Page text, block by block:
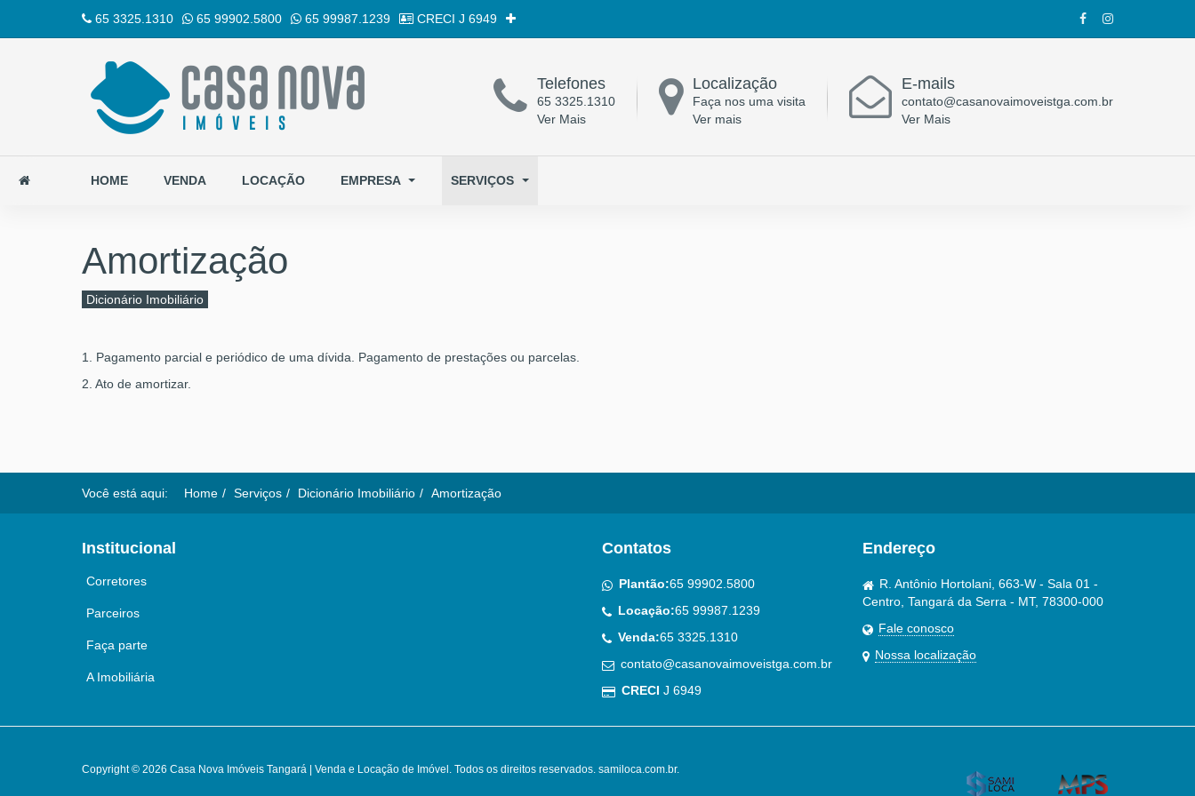
65 3325.1310 65 99902.5800 65 99987.1239 CRECI J 6949
Telefones
65 3325.1310
Ver Mais
Localização
Faça nos uma visita
Ver mais
E-mails
contato@casanovaimoveistga.com.br
Ver Mais
HOME VENDA LOCAÇÃO EMPRESA SERVIÇOS
Amortização
Dicionário Imobiliário
1. Pagamento parcial e periódico de uma dívida. Pagamento de prestações ou parcelas.
2. Ato de amortizar.
Você está aqui: Home Serviços Dicionário Imobiliário Amortização
Institucional
Corretores
Parceiros
Faça parte
A Imobiliária
Contatos
Plantão:65 99902.5800
Locação:65 99987.1239
Venda:65 3325.1310
contato@casanovaimoveistga.com.br
CRECI J 6949
Endereço
R. Antônio Hortolani, 663-W - Sala 01 -
Centro, Tangará da Serra - MT, 78300-000
Fale conosco
Nossa localização
Copyright © 2026 Casa Nova Imóveis Tangará | Venda e Locação de Imóvel. Todos os direitos reservados. samiloca.com.br.